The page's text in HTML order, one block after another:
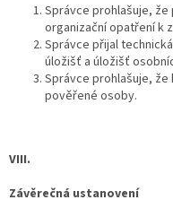
Správce prohlašuje,
organizační opatření k
Správce přijal
úložišť a úložišť
Správce prohlašuje, že
pověřené osoby.
VIII.
Závěrečná ustanovení